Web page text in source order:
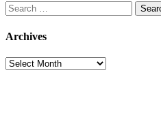
Search
for:
Archives
Archives